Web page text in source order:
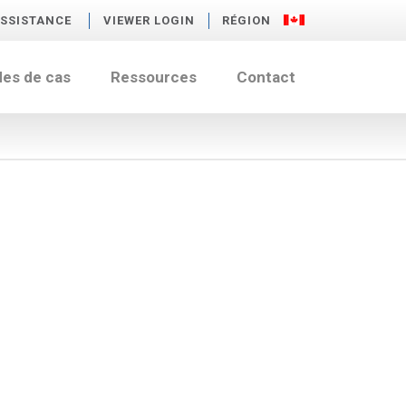
VIEWER LOGIN RÉGION
de cas Ressources Contact